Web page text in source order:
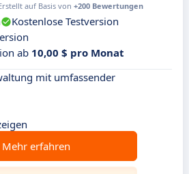
auf Basis von +200 Bewertungen
Kostenlose Testversion
ab 10,00 $ pro Monat
mit umfassender
Mehr erfahren